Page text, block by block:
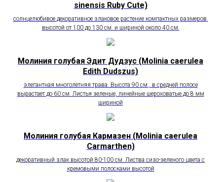
sinensis Ruby Cute)
солнцелюбивое декоративное злаковое растение компактных размеров.
высотой от 100 до 130 см. и шириной около 40 см.
Молиния голубая Эдит Дудзус (Molinia caerulea
Edith Dudszus)
элегантная многолетняя трава. Высота 90 см., в средней полосе
вырастает до 60 см. Листья зеленые, линейные шероховатые до 8 мм
шириной
Молиния голубая Кармазен (Molinia caerulea
Carmarthen)
декоративный злак высотой 80-100 см. Листва сизо-зеленого цвета с
кремовыми полосками высотой